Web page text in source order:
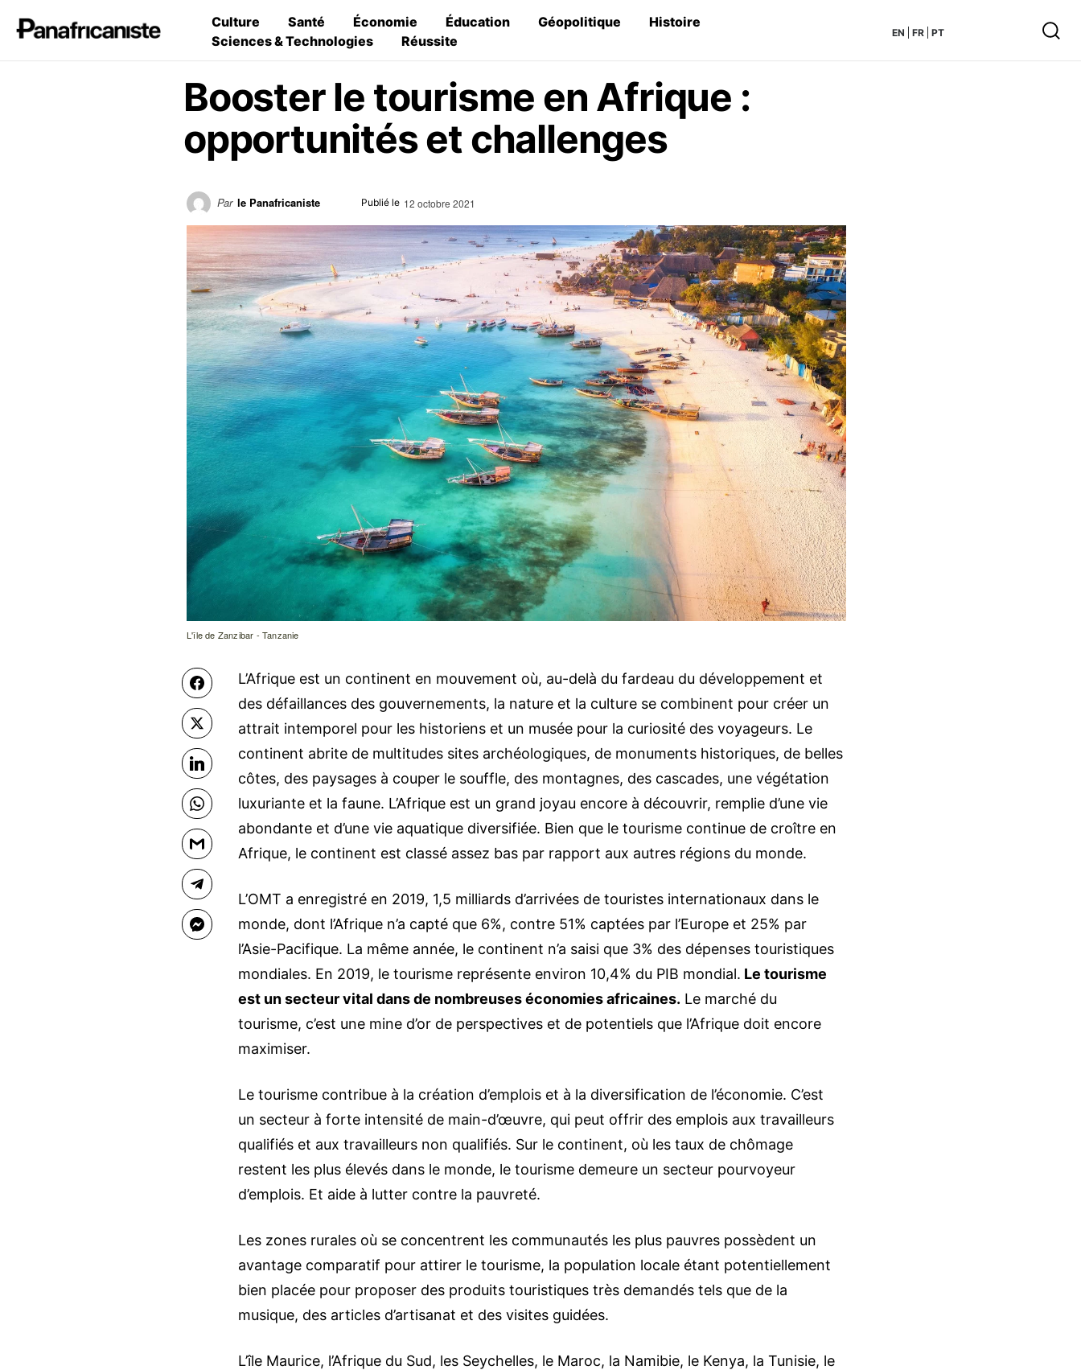
Culture Santé Économie Éducation Géopolitique
Histoire
Sciences & Technologies
Réussite
Booster le tourisme en Afrique :
opportunités et challenges
Par le Panafricaniste Publié le 12 octobre 2021
L'île de Zanzibar - Tanzanie
Facebook
X
LinkedIn
WhatsApp
Gmail
Telegram
Facebook Messenger
L’Afrique est un continent en mouvement où, au-delà du fardeau du développement et
des défaillances des gouvernements, la nature et la culture se combinent pour créer un
attrait intemporel pour les historiens et un musée pour la curiosité des voyageurs. Le
continent abrite de multitudes sites archéologiques, de monuments historiques, de belles
côtes, des paysages à couper le souffle, des montagnes, des cascades, une végétation
luxuriante et la faune. L’Afrique est un grand joyau encore à découvrir, remplie d’une vie
abondante et d’une vie aquatique diversifiée. Bien que le tourisme continue de croître en
Afrique, le continent est classé assez bas par rapport aux autres régions du monde.
L’OMT a enregistré en 2019, 1,5 milliards d’arrivées de touristes internationaux dans le
monde, dont l’Afrique n’a capté que 6%, contre 51% captées par l’Europe et 25% par
l’Asie-Pacifique. La même année, le continent n’a saisi que 3% des dépenses touristiques
mondiales. En 2019, le tourisme représente environ 10,4% du PIB mondial. Le tourisme
est un secteur vital dans de nombreuses économies africaines. Le marché du
tourisme, c’est une mine d’or de perspectives et de potentiels que l’Afrique doit encore
maximiser.
Le tourisme contribue à la création d’emplois et à la diversification de l’économie. C’est
un secteur à forte intensité de main-d’œuvre, qui peut offrir des emplois aux travailleurs
qualifiés et aux travailleurs non qualifiés. Sur le continent, où les taux de chômage
restent les plus élevés dans le monde, le tourisme demeure un secteur pourvoyeur
d’emplois. Et aide à lutter contre la pauvreté.
Les zones rurales où se concentrent les communautés les plus pauvres possèdent un
avantage comparatif pour attirer le tourisme, la population locale étant potentiellement
bien placée pour proposer des produits touristiques très demandés tels que de la
musique, des articles d’artisanat et des visites guidées.
L’île Maurice, l’Afrique du Sud, les Seychelles, le Maroc, la Namibie, le Kenya, la Tunisie, le
EN FR PT